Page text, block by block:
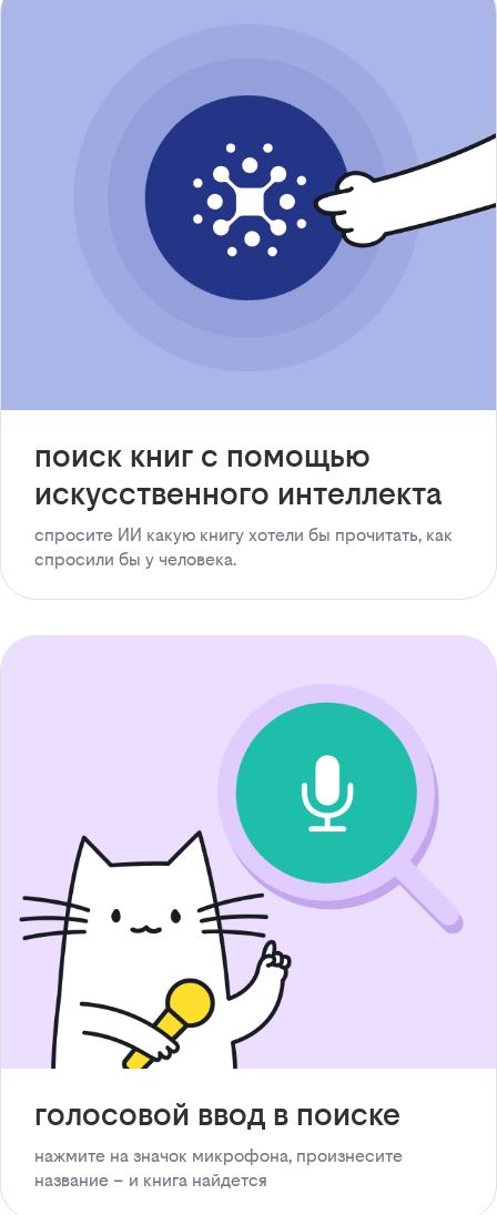
поиск книг с помощью
искусственного интеллекта
спросите ИИ какую книгу хотели бы прочитать, как
спросили бы у человека.
голосовой ввод в поиске
нажмите на значок микрофона, произнесите
название – и книга найдется